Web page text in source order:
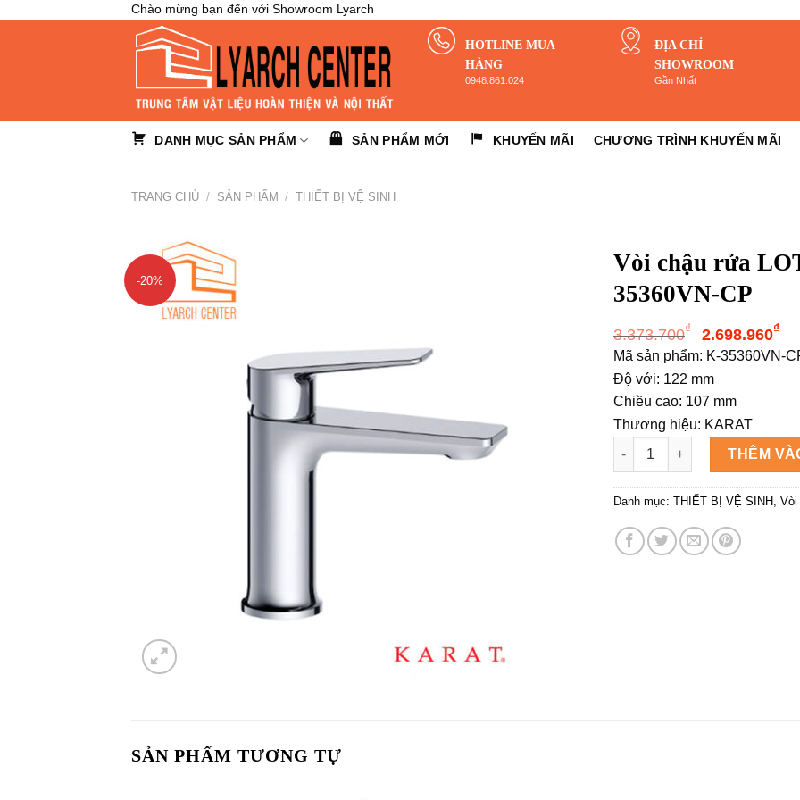
Chào mừng bạn đến với Showroom Lyarch
HOTLINE MUA
HÀNG
0948.861.024
ĐỊA CHỈ
SHOWROOM
Gần Nhất
DANH MỤC SẢN PHẨM SẢN PHẨM MỚI KHUYẾN MÃI CHƯƠNG TRÌNH KHUYẾN MÃI
TRANG CHỦ / SẢN PHẨM / THIẾT BỊ VỆ SINH
-20%
Vòi chậu rửa
35360VN-CP
3.373.700₫
Giá
gốc
là:
3.373.700₫.
2.698.960₫
Mã sản phẩm: K-35360VN-
Độ với: 122 mm
Chiều cao: 107 mm
Thương hiệu: KARAT
Vòi chậu rửa LOTUS KARAT
THÊM
Danh mục: THIẾT BỊ VỆ SINH Vòi
SẢN PHẨM TƯƠNG TỰ